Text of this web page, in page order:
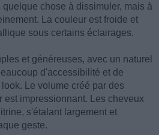
chose à dissimuler, mais à
La couleur est froide et
sous certains éclairages.
et généreuses, avec un naturel
d'accessibilité et de
Le volume créé par des
est impressionnant. Les cheveux
s'étalant largement et
geste.